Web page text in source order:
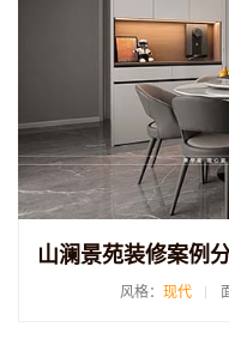
山澜景苑装修案例
风格： 现代